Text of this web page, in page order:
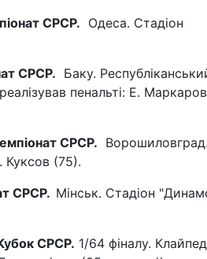
СРСР. Одеса. Стадіон
СРСР. Баку.
пенальті: Е. Маркаров
СРСР. Ворошиловград.
(75).
СРСР. Мінськ. Стадіон
СРСР. 1/64 фіналу.